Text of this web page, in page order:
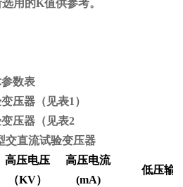
选用的K值供参考。
数表
压器（见表1）
压器（见表2
交直流试验变压器
高压电压
（KV）
高压电流
(mA)
低压输